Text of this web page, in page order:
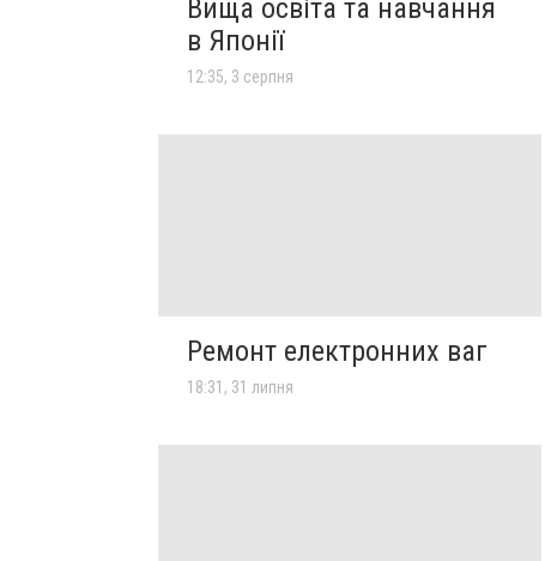
Вища освіта та навчання
в Японії
12:35, 3 серпня
Ремонт електронних ваг
18:31, 31 липня